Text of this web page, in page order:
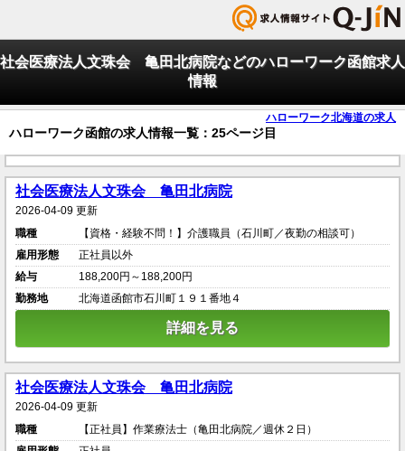
社会医療法人文珠会 亀田北病院などのハローワーク函館求人
情報
ハローワーク北海道の求人
ハローワーク函館の求人情報一覧：25ページ目
社会医療法人文珠会 亀田北病院
2026-04-09 更新
職種
【資格・経験不問！】介護職員（石川町／夜勤の相談可）
雇用形態
正社員以外
給与
188,200円～188,200円
勤務地
北海道函館市石川町１９１番地４
詳細を見る
社会医療法人文珠会 亀田北病院
2026-04-09 更新
職種
【正社員】作業療法士（亀田北病院／週休２日）